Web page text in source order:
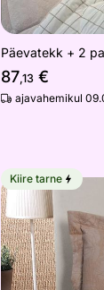
Päevatekk + 2
87,13€
ajavahemikul
Dekoratiivpadi
Kiire tarne